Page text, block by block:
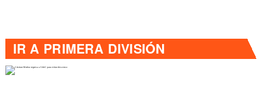
IR A PRIMERA DIVISIÓN